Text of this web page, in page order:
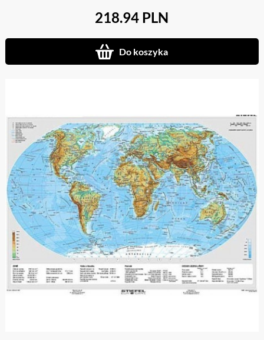
218.94 PLN
Do koszyka